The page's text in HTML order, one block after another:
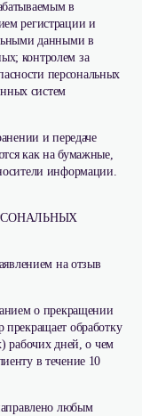
в
регистрации и
данными в
контролем за
персональных
систем
и передаче
как на бумажные,
информации.
на отзыв
о прекращении
прекращает обработку
рабочих дней, о чем
в течение 10
любым